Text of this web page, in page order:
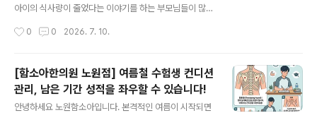
하면 가장 먼저 떠오르는 음식이 바로 삼계탕입니다. 닭고
대표적인 여름 보양식입니다. 한의학에서는 여름철에는 땀
아이의 식사량이 줄었다는 이야기를 하는 부모님들이 많습
신 시원한 음료나 간식만 찾는 모습을 보면 걱정이 될 수밖
수 있습니다. 하지만 식욕 저하가 오래 지속되거나 성장기
아이에게 반복된다면 단순히 계절적인 현상으로만 넘기기
보다는 원인을 살펴보는 것이 중요합니다. 한의학에서는
식욕이 떨어지는 이유를 하나로 보지 않고 여러 가지 원인
0 0 2026. 7. 10.
[함소아한의원 노원점] 여름철 수험생 컨디션
관리, 남은 기간 성적을 좌우할 수 있습니다!
안녕하세요 노원함소아입니다. 본격적인 여름이 시작되면